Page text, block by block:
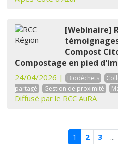
[Webinaire]
Compost
Compostage en pied
24/04/2026 | Biodéchets
partagé
Gestion de proximité
Diffusé par le RCC AuRA
1 2 3 ...